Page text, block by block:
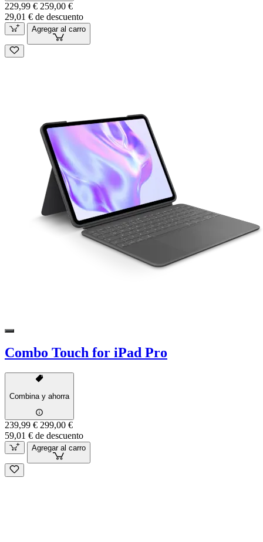
229,99 € 259,00 €
29,01 € de descuento
Agregar al carro
Combo Touch for iPad Pro
Combina y ahorra
239,99 € 299,00 €
59,01 € de descuento
Agregar al carro